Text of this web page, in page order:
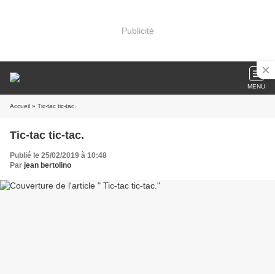
Publicité
MENU
Accueil » Tic-tac tic-tac.
Tic-tac tic-tac.
Publié le 25/02/2019 à 10:48
Par jean bertolino